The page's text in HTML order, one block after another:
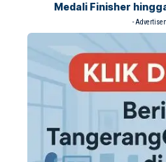
Medali Finisher
-